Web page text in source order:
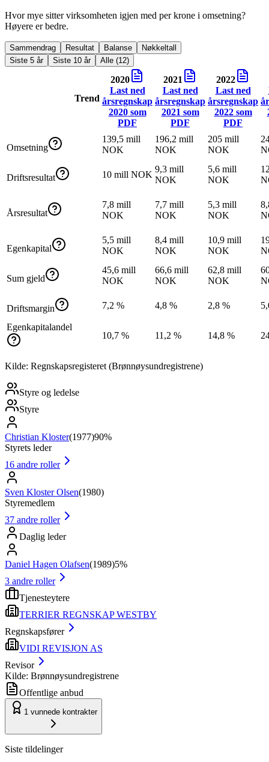
Hvor mye sitter virksomheten igjen med per krone i omsetning?
Høyere er bedre.
Sammendrag Resultat Balanse
Nøkkeltall
Siste 5 år
Siste 10 år Alle (12)
Trend
2020
Last ned
årsregnskap
2020som
PDF
2021
Last ned
årsregnskap
2021 som
PDF
2022
Last ned
årsregnskap
2022som
PDF
Omsetning
139,5 mill
NOK
196,2 mill
NOK
205 mill
NOK
Driftsresultat 10 mill NOK
9,3 mill
NOK
5,6 mill
NOK
Årsresultat
7,8 mill
NOK
7,7 mill
NOK
5,3 mill
NOK
Egenkapital
5,5 mill
NOK
8,4 mill
NOK
10,9 mill
NOK
Sum gjeld
45,6 mill
NOK
66,6 mill
NOK
62,8 mill
NOK
Driftsmargin 7,2 % 4,8 % 2,8 %
Egenkapitalandel
10,7 %
11,2 % 14,8 %
Kilde: Regnskapsregisteret (Brønnøysundregistrene)
Styre og ledelse
Styre
Christian Kloster(1977)90%
Styrets leder
16 andre roller
Sven Kloster Olsen(1980)
Styremedlem
37 andre roller
Daglig leder
Daniel Hagen Olafsen(1989)5%
3 andre roller
Tjenesteytere
TERRIER REGNSKAP WESTBY
Regnskapsfører
VIDI REVISJON AS
Revisor
Kilde: Brønnøysundregistrene
Offentlige anbud
1 vunnede kontrakter
Siste tildelinger